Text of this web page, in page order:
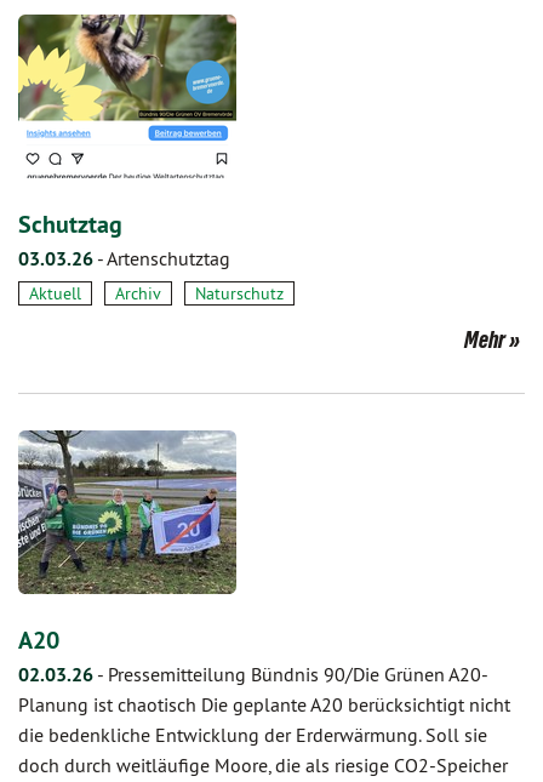
Schutztag
03.03.26 -Artenschutztag
Aktuell Archiv Naturschutz
Mehr
A20
02.03.26 - Pressemitteilung Bündnis 90/Die Grünen A20-
Planung ist chaotisch Die geplante A20 berücksichtigt nicht
die bedenkliche Entwicklung der Erderwärmung. Soll sie
doch durch weitläufige Moore, die als riesige CO2-Speicher